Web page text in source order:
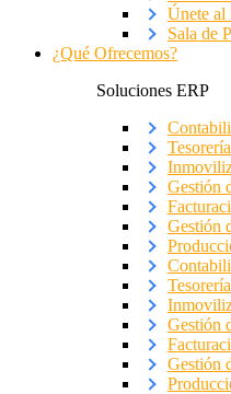
Únete al
Sala de
¿Qué Ofrecemos?
Soluciones ERP
Tesorería
Gestión
Gestión
Tesorería
Gestión
Gestión